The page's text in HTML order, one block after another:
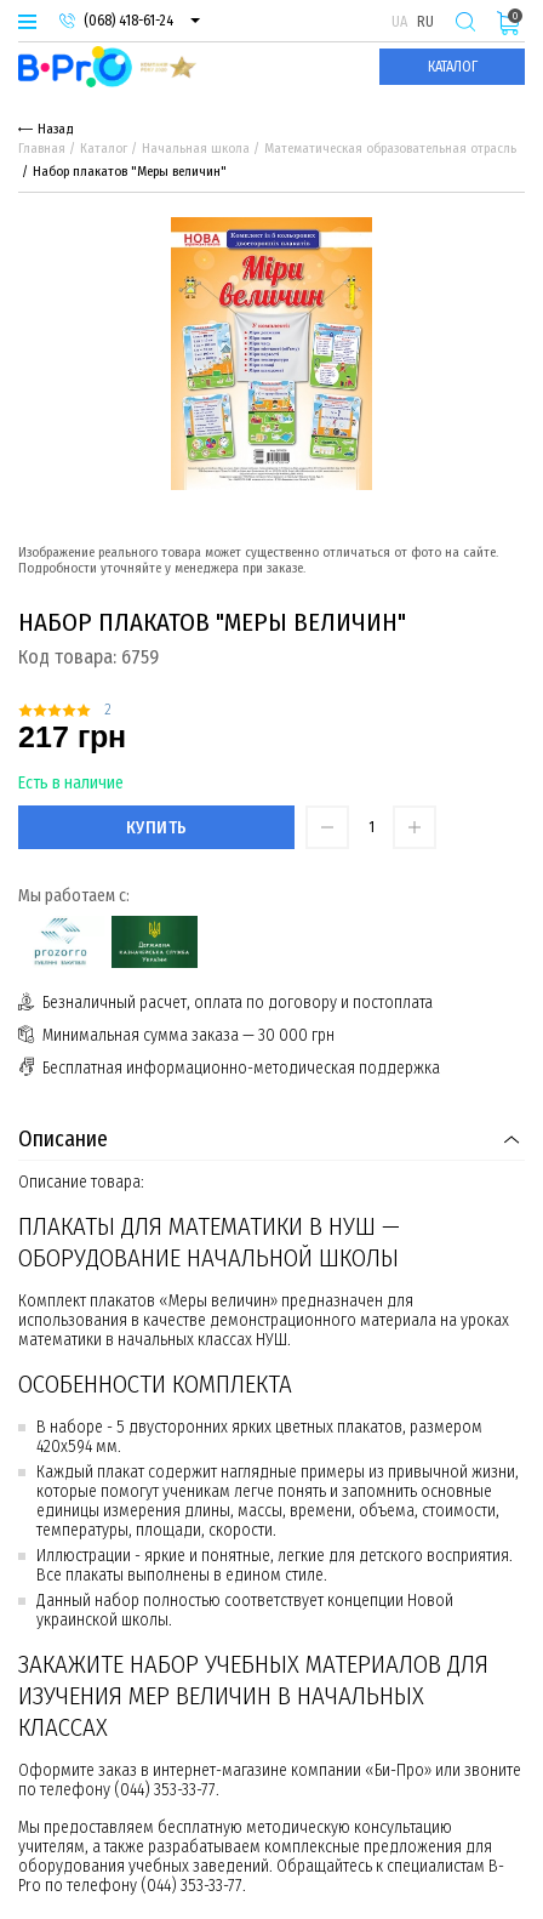
(068) 418-61-24
(093) 974-66-94
(095) 987-29-55
UA RU
КАТАЛОГ
0
Назад
Главная
Каталог Начальная школа
Математическая образовательная отрасль
Набор плакатов "Меры величин"
Изображение реального товара может существенно отличаться от фото на сайте.
Подробности уточняйте у менеджера при заказе.
НАБОР ПЛАКАТОВ "МЕРЫ ВЕЛИЧИН"
Код товара: 6759
2
217 грн
Есть в наличие
КУПИТЬ
Мы работаем с:
Безналичный расчет, оплата по договору и постоплата
Минимальная сумма заказа — 30 000 грн
Бесплатная информационно-методическая поддержка
Описание
Описание товара:
ПЛАКАТЫ ДЛЯ МАТЕМАТИКИ В НУШ —
ОБОРУДОВАНИЕ НАЧАЛЬНОЙ ШКОЛЫ
Комплект плакатов «Меры величин» предназначен для
использования в качестве демонстрационного материала на уроках
математики в начальных классах НУШ.
ОСОБЕННОСТИ КОМПЛЕКТА
В наборе - 5 двусторонних ярких цветных плакатов, размером
420х594 мм.
Каждый плакат содержит наглядные примеры из привычной жизни,
которые помогут ученикам легче понять и запомнить основные
единицы измерения длины, массы, времени, объема, стоимости,
температуры, площади, скорости.
Иллюстрации - яркие и понятные, легкие для детского восприятия.
Все плакаты выполнены в едином стиле.
Данный набор полностью соответствует концепции Новой
украинской школы.
ЗАКАЖИТЕ НАБОР УЧЕБНЫХ МАТЕРИАЛОВ ДЛЯ
ИЗУЧЕНИЯ МЕР ВЕЛИЧИН В НАЧАЛЬНЫХ
КЛАССАХ
Оформите заказ в интернет-магазине компании «Би-Про» или звоните
по телефону (044) 353-33-77.
Мы предоставляем бесплатную методическую консультацию
учителям, а также разрабатываем комплексные предложения для
оборудования учебных заведений. Обращайтесь к специалистам B-
Pro по телефону (044) 353-33-77.